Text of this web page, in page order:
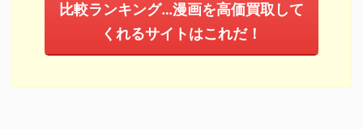
比較ランキング…漫画を高価買取して
くれるサイトはこれだ！